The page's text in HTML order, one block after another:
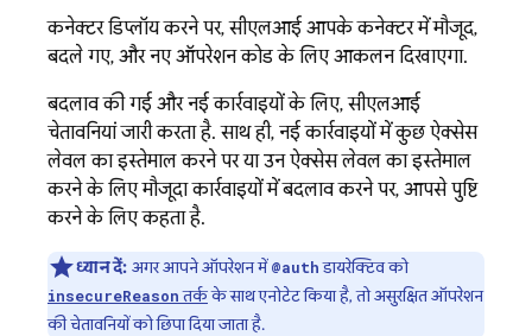
कनेक्टर डिप्लॉय करने पर, सीएलआई आपके कनेक्टर में मौजूद,
बदले गए, और नए ऑपरेशन कोड के लिए आकलन दिखाएगा.
बदलाव की गई और नई कार्रवाइयों के लिए, सीएलआई
चेतावनियां जारी करता है. साथ ही, नई कार्रवाइयों में कुछ ऐक्सेस
लेवल का इस्तेमाल करने पर या उन ऐक्सेस लेवल का इस्तेमाल
करने के लिए मौजूदा कार्रवाइयों में बदलाव करने पर, आपसे पुष्टि
करने के लिए कहता है.
ध्यान दें: अगर आपने ऑपरेशन में@authडायरेक्टिव को
insecureReasonतर्कके साथ एनोटेट किया है, तो असुरक्षित ऑपरेशन
की चेतावनियों को छिपा दिया जाता है.